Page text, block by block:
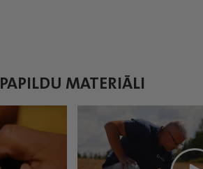
PAPILDU MATERIĀLI